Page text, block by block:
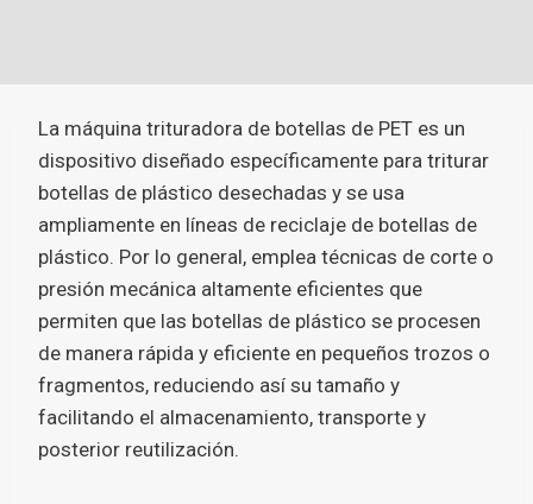
La máquina trituradora de botellas de PET es un
dispositivo diseñado específicamente para triturar
botellas de plástico desechadas y se usa
ampliamente en líneas de reciclaje de botellas de
plástico. Por lo general, emplea técnicas de corte o
presión mecánica altamente eficientes que
permiten que las botellas de plástico se procesen
de manera rápida y eficiente en pequeños trozos o
fragmentos, reduciendo así su tamaño y
facilitando el almacenamiento, transporte y
posterior reutilización.